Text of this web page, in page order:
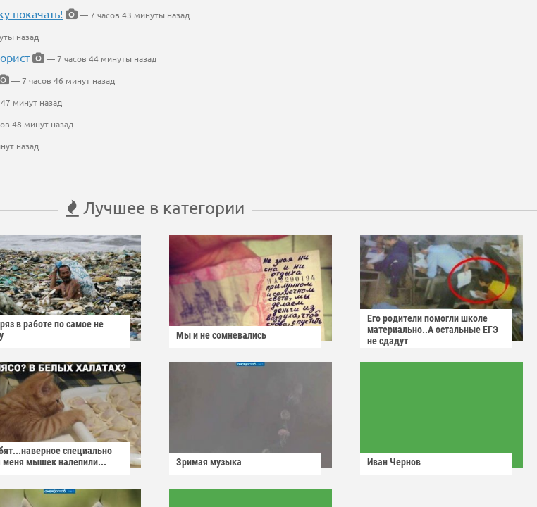
покачать!
— 7 часов 43 минуты назад
назад
— 7 часов 44 минуты назад
— 7 часов 46 минут назад
минут назад
48 минут назад
назад
Лучшее в категории
в работе по самое не
Мы и не сомневались
Его родители помогли школе
материально..А остальные ЕГЭ
не сдадут
специально
меня мышек налепили...
Зримая музыка Иван Чернов